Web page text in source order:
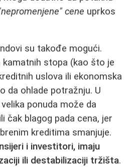
cene uprkos
su takođe mogući.
stopa (kao što je
uslova ili ekonomska
da ohlade potražnju. U
ponuda može da
čak blagog pada cena, jer
kreditima smanjuje.
i investitori, imaju
ili destabilizaciji tržišta.